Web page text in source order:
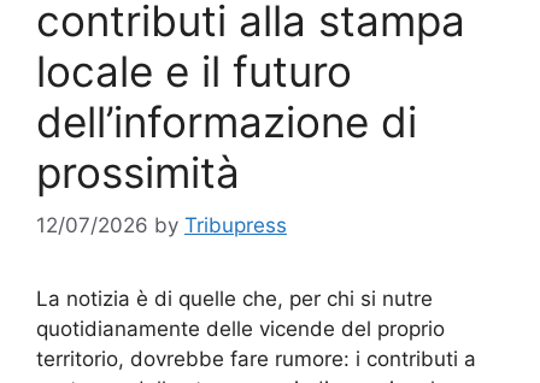
contributi alla stampa
locale e il futuro
dell’informazione di
prossimità
12/07/2026 by Tribupress
La notizia è di quelle che, per chi si nutre
quotidianamente delle vicende del proprio
territorio, dovrebbe fare rumore: i contributi a